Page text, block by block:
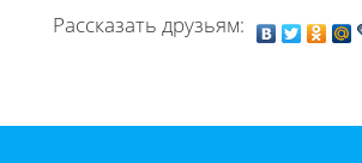
Рассказать друзьям: